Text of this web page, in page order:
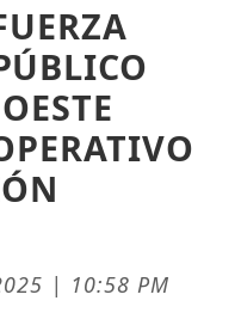
| 10:58 PM